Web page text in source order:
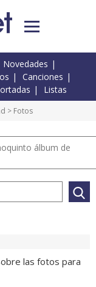
Novedades
Canciones
Listas
> Fotos
álbum de
las fotos para